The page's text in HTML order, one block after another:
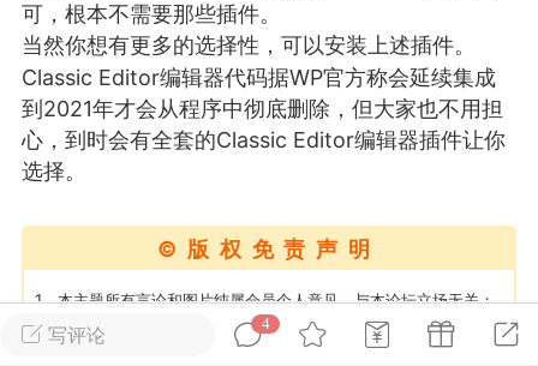
任务 排行 历史
网络
Laptop Go 2镜像
网盘下载
Laptop Go 2 i5/8/128 – Windows
写评论
4
可，根本不需要那些插件。
当然你想有更多的选择性，可以安装上述插件。
Classic Editor编辑器代码据WP官方称会延续集成
到2021年才会从程序中彻底删除，但大家也不用担
心，到时会有全套的Classic Editor编辑器插件让你
选择。
©版权免责声明
1、本主题所有言论和图片纯属会员个人意见，与本论坛立场无关；
2、本站所有主题由该帖子作者发表，该帖子作者与本站享有帖子相